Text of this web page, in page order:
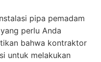
pipa pemadam
perlu Anda
bahwa kontraktor
untuk melakukan